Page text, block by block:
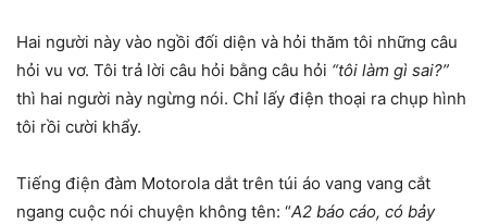
Hai người này vào ngồi đối diện và hỏi thăm tôi những câu
hỏi vu vơ. Tôi trả lời câu hỏi bằng câu hỏi “tôi làm gì sai?”
thì hai người này ngừng nói. Chỉ lấy điện thoại ra chụp hình
tôi rồi cười khẩy.
Tiếng điện đàm Motorola dắt trên túi áo vang vang cắt
ngang cuộc nói chuyện không tên: “A2 báo cáo, có bảy